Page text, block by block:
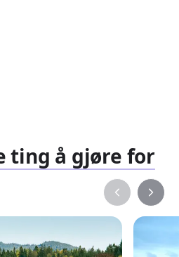
ting å gjøre for